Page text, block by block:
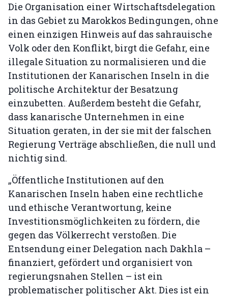
Die Organisation einer Wirtschaftsdelegation
in das Gebiet zu Marokkos Bedingungen, ohne
einen einzigen Hinweis auf das sahrauische
Volk oder den Konflikt, birgt die Gefahr, eine
illegale Situation zu normalisieren und die
Institutionen der Kanarischen Inseln in die
politische Architektur der Besatzung
einzubetten. Außerdem besteht die Gefahr,
dass kanarische Unternehmen in eine
Situation geraten, in der sie mit der falschen
Regierung Verträge abschließen, die null und
nichtig sind.
„Öffentliche Institutionen auf den
Kanarischen Inseln haben eine rechtliche
und ethische Verantwortung, keine
Investitionsmöglichkeiten zu fördern, die
gegen das Völkerrecht verstoßen. Die
Entsendung einer Delegation nach Dakhla –
finanziert, gefördert und organisiert von
regierungsnahen Stellen – ist ein
problematischer politischer Akt. Dies ist ein